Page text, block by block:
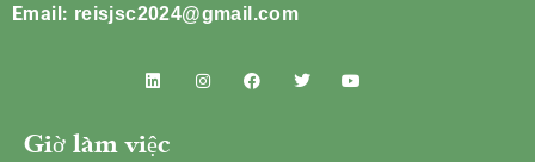
Email: reisjsc2024@gmail.com
Giờ làm việc